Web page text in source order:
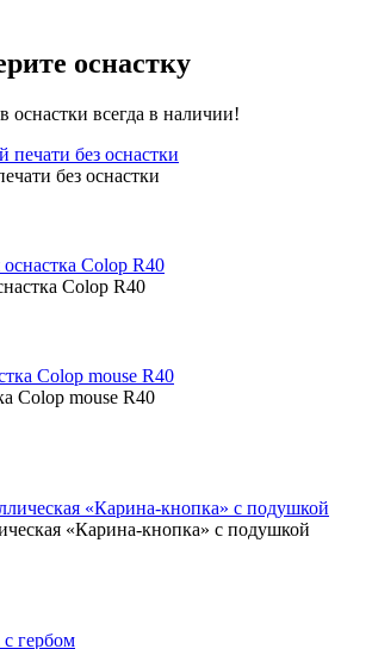
оснастку
оснастки всегда в наличии!
без оснастки
Colop R40
Colop mouse R40
«Карина-кнопка» с подушкой